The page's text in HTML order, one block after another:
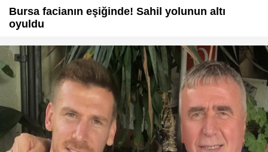
Bursa facianın eşiğinde! Sahil yolunun altı
oyuldu